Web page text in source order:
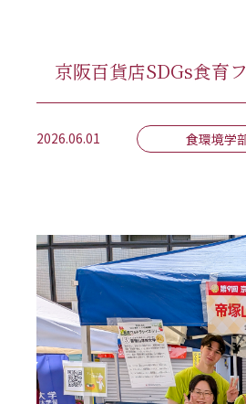
京阪百貨店SDGs食育
2026.06.01 食環境学